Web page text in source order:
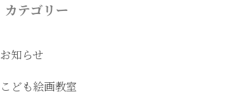
カテゴリー
お知らせ
こども絵画教室